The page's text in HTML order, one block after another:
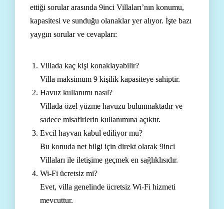
ettiği sorular arasında 9inci Villaları’nın konumu,
kapasitesi ve sunduğu olanaklar yer alıyor. İşte bazı
yaygın sorular ve cevapları:
Villada kaç kişi konaklayabilir?
Villa maksimum 9 kişilik kapasiteye sahiptir.
Havuz kullanımı nasıl?
Villada özel yüzme havuzu bulunmaktadır ve
sadece misafirlerin kullanımına açıktır.
Evcil hayvan kabul ediliyor mu?
Bu konuda net bilgi için direkt olarak 9inci
Villaları ile iletişime geçmek en sağlıklısıdır.
Wi-Fi ücretsiz mi?
Evet, villa genelinde ücretsiz Wi-Fi hizmeti
mevcuttur.